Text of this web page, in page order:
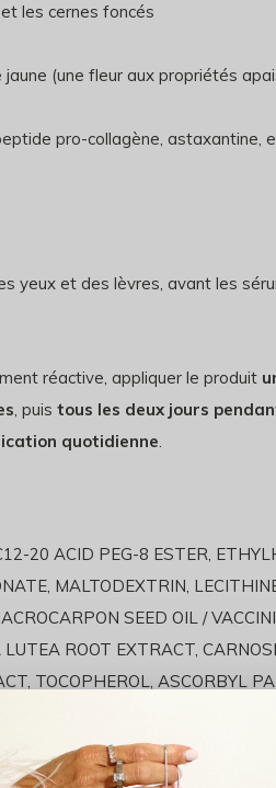
les cernes foncés
(une fleur aux propriétés
pro-collagène, astaxantine,
yeux et des lèvres, avant les
réactive, appliquer le produit
, puis tous les deux jours
quotidienne.
20 ACID PEG-8 ESTER,
MALTODEXTRIN,
SEED OIL /
ROOT EXTRACT,
TOCOPHEROL, ASCORBYL
POLYSORBATE 20,
POTASSIUM CETYL
TOCOPHERYL ACETATE